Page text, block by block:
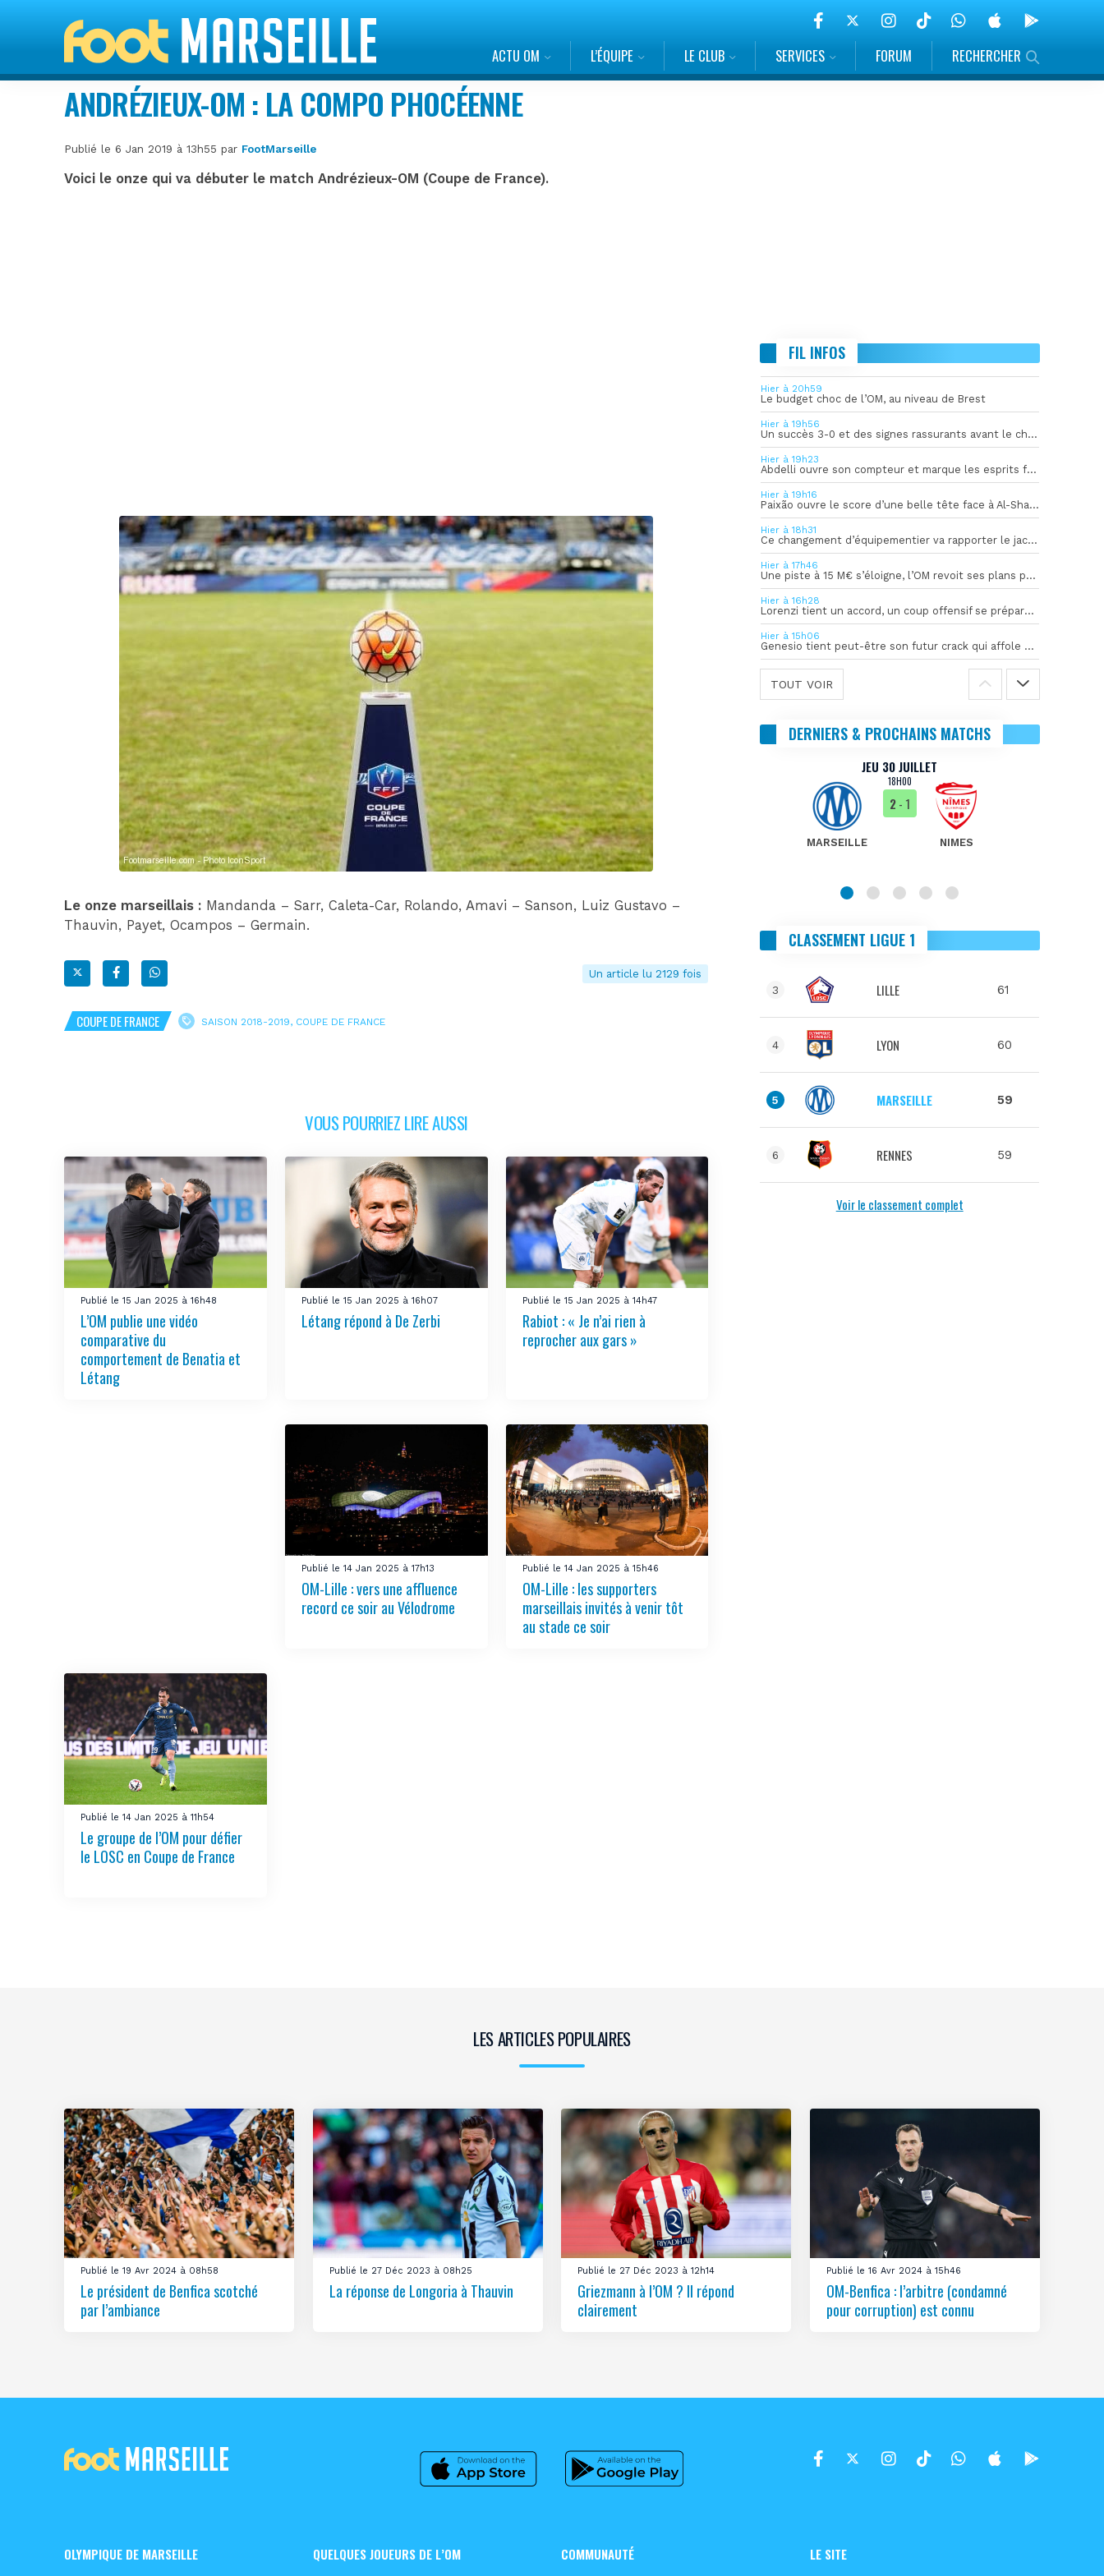
ACTU OM L’ÉQUIPE LE CLUB SERVICES FORUM RECHERCHER
ANDRÉZIEUX-OM : LA COMPO PHOCÉENNE
Publié le 6 Jan 2019 à 13h55 par FootMarseille
Voici le onze qui va débuter le match Andrézieux-OM (Coupe de France).
Le onze marseillais : Mandanda – Sarr, Caleta-Car, Rolando, Amavi – Sanson, Luiz Gustavo –
Thauvin, Payet, Ocampos – Germain.
Un article lu 2129 fois
COUPE DE FRANCE SAISON 2018-2019, COUPE DE FRANCE
VOUS POURRIEZ LIRE AUSSI
Publié le 15 Jan 2025 à 16h48
L’OM publie une vidéo
comparative du
comportement de Benatia et
Létang
Publié le 15 Jan 2025 à 16h07
Létang répond à De Zerbi
Publié le 15 Jan 2025 à 14h47
Rabiot : « Je n’ai rien à
reprocher aux gars »
Publié le 14 Jan 2025 à 17h13
OM-Lille : vers une affluence
record ce soir au Vélodrome
Publié le 14 Jan 2025 à 15h46
OM-Lille : les supporters
marseillais invités à venir tôt
au stade ce soir
Publié le 14 Jan 2025 à 11h54
Le groupe de l’OM pour défier
le LOSC en Coupe de France
FIL INFOS
Hier à 20h59
Le budget choc de l’OM, au niveau de Brest
Hier à 19h56
Un succès 3-0 et des signes rassurants avant le choc face à Bilbao
Hier à 19h23
Abdelli ouvre son compteur et marque les esprits face à Al-Shahania
Hier à 19h16
Paixão ouvre le score d’une belle tête face à Al-Shahania
Hier à 18h31
Ce changement d’équipementier va rapporter le jackpot à l’OM
Hier à 17h46
Une piste à 15 M€ s’éloigne, l’OM revoit ses plans pour son gardien
Hier à 16h28
Lorenzi tient un accord, un coup offensif se prépare en coulisses
Hier à 15h06
Genesio tient peut-être son futur crack qui affole déjà l’Europe
TOUT VOIR
DERNIERS & PROCHAINS MATCHS
DIM 30 AOÛT
20H45
MONACO
JEU 30 JUILLET
18H00
MARSEILLE
2- 1
NIMES
CLASSEMENT LIGUE 1
3 LILLE 61
4 LYON 60
5 MARSEILLE 59
6 RENNES 59
Voir le classement complet
LES ARTICLES POPULAIRES
Publié le 19 Avr 2024 à 08h58
Le président de Benfica scotché
par l’ambiance
Publié le 27 Déc 2023 à 08h25
La réponse de Longoria à Thauvin
Publié le 27 Déc 2023 à 12h14
Griezmann à l’OM ? Il répond
clairement
Publié le 16 Avr 2024 à 15h46
OM-Benfica : l’arbitre (condamné
pour corruption) est connu
OLYMPIQUE DE MARSEILLE QUELQUES JOUEURS DE L’OM COMMUNAUTÉ LE SITE